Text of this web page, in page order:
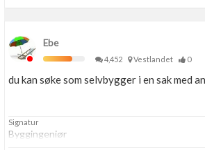
Ebe
4,452
Vestlandet 0
du kan søke som selvbygger i en sak med
Signatur
Byggingeniør